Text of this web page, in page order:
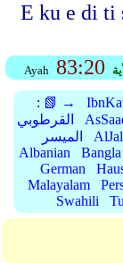
E ku e di ti
Ayah 83:20
: 📗 →
القرطوبي
الميسر
Albanian
Bangla
German
Malayalam
Swahili